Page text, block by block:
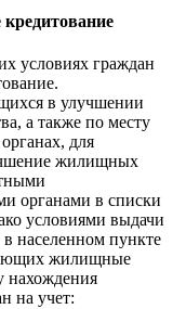
условиях граждан
в улучшении
а также по месту
для
жилищных
органами в списки
условиями выдачи
в населенном пункте
жилищные
нахождения
на учет: